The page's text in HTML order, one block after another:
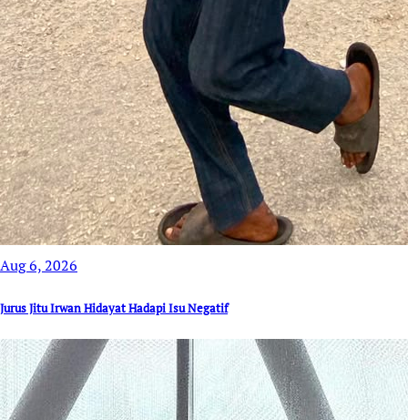
Aug 6, 2026
Jurus Jitu Irwan Hidayat Hadapi Isu Negatif